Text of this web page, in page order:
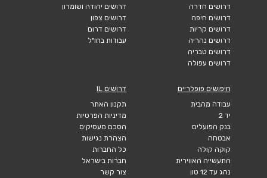
דרושים חדרה
דרושים חיפה
דרושים קריות
דרושים נהריה
דרושים טבריה
דרושים עפולה
דרושים יהודה ושומרון
דרושים צפון
דרושים דרום
עבודות בחו"ל
חיפושים פופלריים
עבודה מהבית
יד 2
בנק הפועלים
אבטחה
קוקה קולה
התעשייה האווירית
נהג עד 12 טון
דרושים IL
תקנון האתר
מדיניות הפרטיות
הסכם מעסיקים
הצהרת נגישות
כל החברות
חברות בישראל
צור קשר